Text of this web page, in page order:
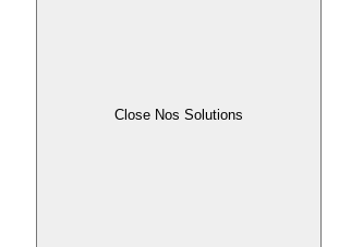
Close Nos Solutions